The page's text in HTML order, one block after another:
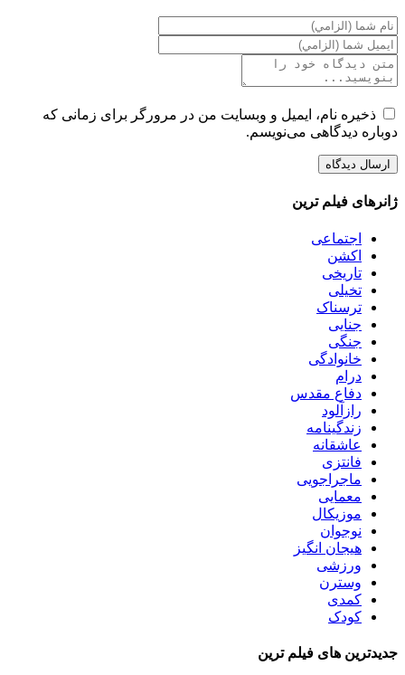
ذخیره نام، ایمیل و وبسایت من در مرورگر برای زمانی که
دوباره دیدگاهی می‌نویسم.
ژانرهای فیلم ترین
اجتماعی
اکشن
تاریخی
تخیلی
ترسناک
جنایی
جنگی
خانوادگی
درام
دفاع مقدس
رازآلود
زندگینامه
عاشقانه
فانتزی
ماجراجویی
معمایی
موزیکال
نوجوان
هیجان انگیز
ورزشی
وسترن
کمدی
کودک
جدیدترین های فیلم ترین